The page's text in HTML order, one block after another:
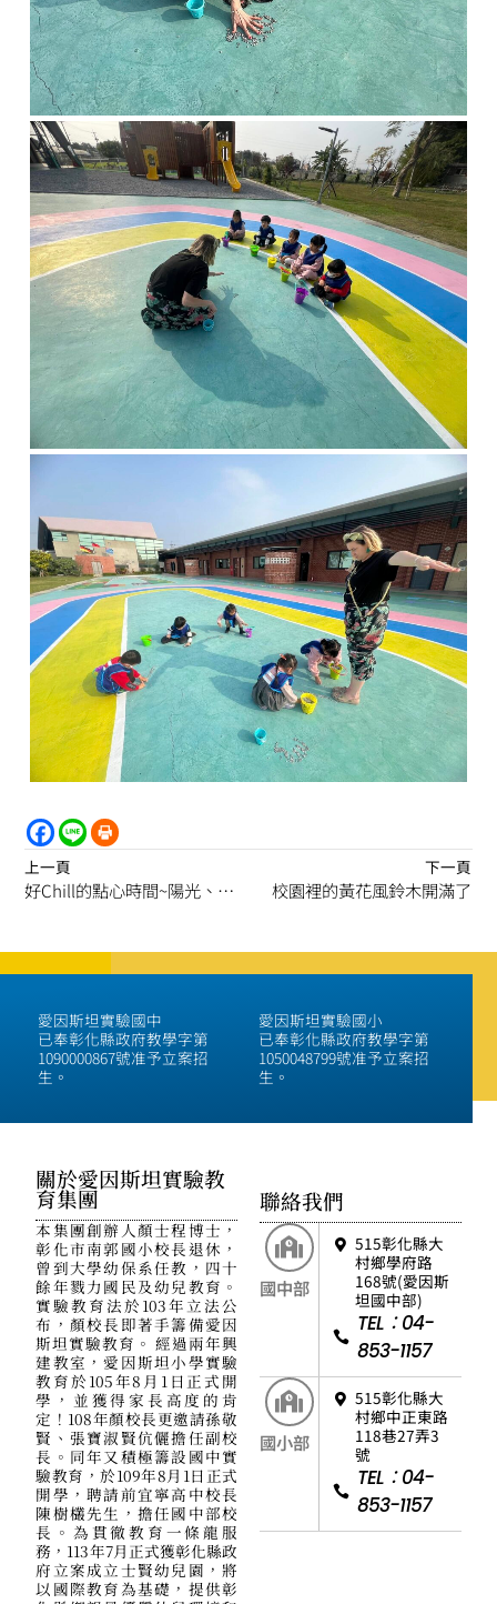
上一頁
好chill的點心時間~陽光、藍天、白雲、微風
下一頁
校園裡的黃花風鈴木開滿了
愛因斯坦實驗國中
已奉彰化縣政府教學字第
1090000867號准予立案招
生。
愛因斯坦實驗國小
已奉彰化縣政府教學字第
1050048799號准予立案招
生。
關於愛因斯坦實驗教
育集團
本集團創辦人顏士程博士，
彰化市南郭國小校長退休，
曾到大學幼保系任教，四十
餘年戮力國民及幼兒教育。
實驗教育法於103年立法公
布，顏校長即著手籌備愛因
斯坦實驗教育。 經過兩年興
建教室，愛因斯坦小學實驗
教育於105年8月1日正式開
學，並獲得家長高度的肯
定！108年顏校長更邀請孫敬
賢、張寶淑賢伉儷擔任副校
長。同年又積極籌設國中實
驗教育，於109年8月1日正式
開學，聘請前宜寧高中校長
陳樹欉先生，擔任國中部校
長。為貫徹教育一條龍服
務，113年7月正式獲彰化縣政
府立案成立士賢幼兒園，將
以國際教育為基礎，提供彰
聯絡我們
國中部
515彰化縣大
村鄉學府路
168號(愛因斯
坦國中部)
TEL：04-
853-1157
國小部
515彰化縣大
村鄉中正東路
118巷27弄3
號
TEL：04-
853-1157